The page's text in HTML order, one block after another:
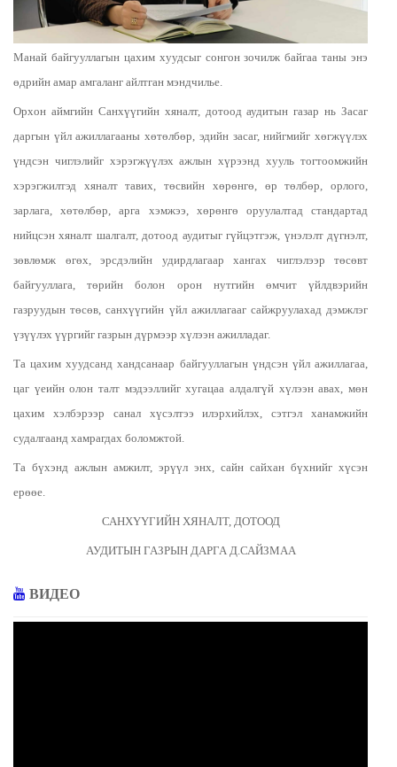
Манай байгууллагын цахим хуудсыг сонгон зочилж байгаа таны энэ
өдрийн амар амгаланг айлтган мэндчилье.
Орхон аймгийн Санхүүгийн хяналт, дотоод аудитын газар нь Засаг
даргын үйл ажиллагааны хөтөлбөр, эдийн засаг, нийгмийг хөгжүүлэх
үндсэн чиглэлийг хэрэгжүүлэх ажлын хүрээнд хууль тогтоомжийн
хэрэгжилтэд хяналт тавих, төсвийн хөрөнгө, өр төлбөр, орлого,
зарлага, хөтөлбөр, арга хэмжээ, хөрөнгө оруулалтад стандартад
нийцсэн хяналт шалгалт, дотоод аудитыг гүйцэтгэж, үнэлэлт дүгнэлт,
зөвлөмж өгөх, эрсдэлийн удирдлагаар хангах чиглэлээр төсөвт
байгууллага, төрийн болон орон нутгийн өмчит үйлдвэрийн
газруудын төсөв, санхүүгийн үйл ажиллагааг сайжруулахад дэмжлэг
үзүүлэх үүргийг газрын дүрмээр хүлээн ажилладаг.
Та цахим хуудсанд хандсанаар байгууллагын үндсэн үйл ажиллагаа,
цаг үеийн олон талт мэдээллийг хугацаа алдалгүй хүлээн авах, мөн
цахим хэлбэрээр санал хүсэлтээ илэрхийлэх, сэтгэл ханамжийн
судалгаанд хамрагдах боломжтой.
Та бүхэнд ажлын амжилт, эрүүл энх, сайн сайхан бүхнийг хүсэн
ерөөе.
САНХҮҮГИЙН ХЯНАЛТ, ДОТООД
АУДИТЫН ГАЗРЫН ДАРГА Д.САЙЗМАА
ВИДЕО